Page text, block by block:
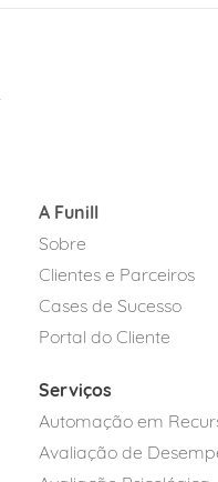
A Funill
Sobre
Clientes e Parceiros
Cases de Sucesso
Portal do Cliente
Serviços
Automação em
Avaliação de